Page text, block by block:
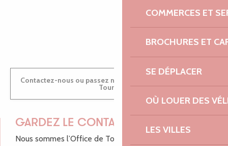
COMMERCES ET
BROCHURES ET
SE DÉPLACER
OÙ LOUER DES
LES VILLES
ANTOINE
Contactez-nous ou passez nous voir dans nos Offices de
Tourisme
GARDEZ LE CONTACT !
Nous sommes l’Office de Tourisme Bretagne - Côte de